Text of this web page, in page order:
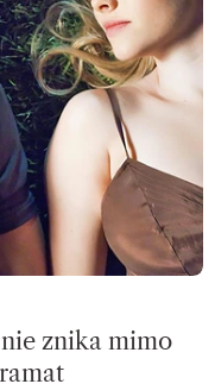
znika mimo